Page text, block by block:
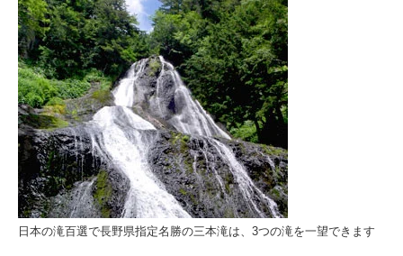
日本の滝百選で長野県指定名勝の三本滝は、3つの滝を一望できます